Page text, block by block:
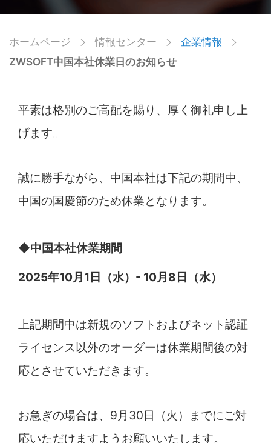
ホームページ 情報センター
企業情報
ZWSOFT中国本社休業日のお知らせ
平素は格別のご高配を賜り、厚く御礼申し上
げます。
誠に勝手ながら、中国本社は下記の期間中、
中国の国慶節のため休業となります。
◆中国本社休業期間
2025年10月1日（水）- 10月8日（水）
上記期間中は新規のソフトおよびネット認証
ライセンス以外のオーダーは休業期間後の対
応とさせていただきます。
お急ぎの場合は、9月30日（火）までにご対
応いただけますようお願いいたします。